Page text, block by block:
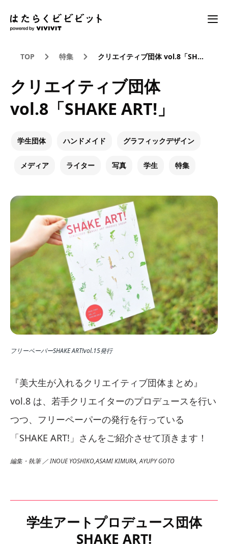
TOP 特集 クリエイティブ団体 vol.8「SHAKE ART!」
クリエイティブ団体
vol.8「SHAKE ART!」
学生団体 ハンドメイド グラフィックデザイン
メディア ライター 写真 学生 特集
フリーペーパーSHAKE ART!vol.15発行
『美大生が入れるクリエイティブ団体まとめ』
vol.8 は、若手クリエイターのプロデュースを行い
つつ、フリーペーパーの発行を行っている
「SHAKE ART!」さんをご紹介させて頂きます！
編集・執筆 ／ INOUE YOSHIKO,ASAMI KIMURA, AYUPY GOTO
学生アートプロデュース団体
SHAKE ART!